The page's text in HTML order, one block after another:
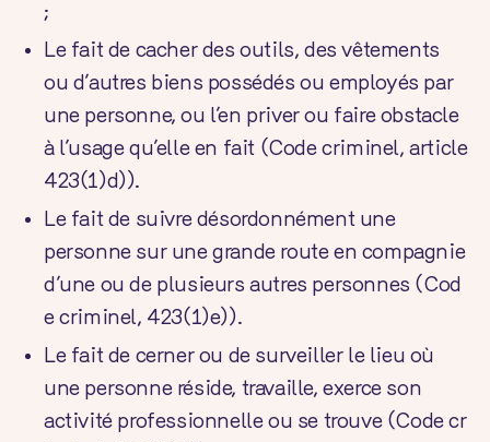
;
Le fait de cacher des outils, des vêtements
ou d’autres biens possédés ou employés par
une personne, ou l’en priver ou faire obstacle
à l’usage qu’elle en fait (Code criminel, article
423(1)d)).
Le fait de suivre désordonnément une
personne sur une grande route en compagnie
d’une ou de plusieurs autres personnes (Cod
e criminel, 423(1)e)).
Le fait de cerner ou de surveiller le lieu où
une personne réside, travaille, exerce son
activité professionnelle ou se trouve (Code cr